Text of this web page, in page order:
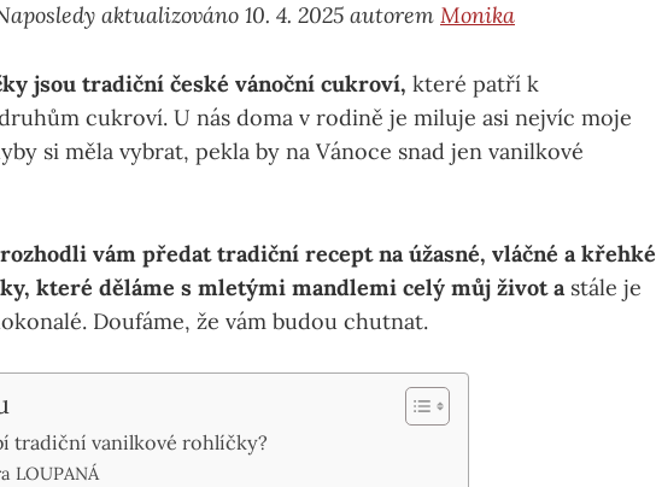
aktualizováno 10. 4. 2025 autorem Monika
jsou tradiční české vánoční cukroví, které patří k
cukroví. U nás doma v rodině je miluje asi nejvíc moje
si měla vybrat, pekla by na Vánoce snad jen vanilkové
vám předat tradiční recept na úžasné, vláčné a křehké
které děláme s mletými mandlemi celý můj život a stále je
Doufáme, že vám budou chutnat.
tradiční vanilkové rohlíčky?
LOUPANÁ